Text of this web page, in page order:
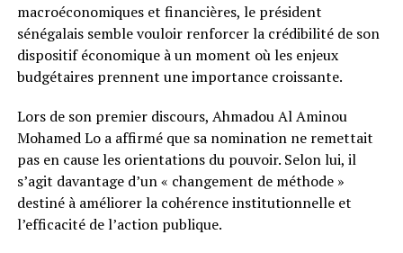
macroéconomiques et financières, le président
sénégalais semble vouloir renforcer la crédibilité de son
dispositif économique à un moment où les enjeux
budgétaires prennent une importance croissante.
Lors de son premier discours, Ahmadou Al Aminou
Mohamed Lo a affirmé que sa nomination ne remettait
pas en cause les orientations du pouvoir. Selon lui, il
s’agit davantage d’un « changement de méthode »
destiné à améliorer la cohérence institutionnelle et
l’efficacité de l’action publique.